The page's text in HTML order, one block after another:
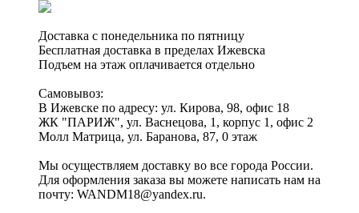
Доставка с понедельника по пятницу
Бесплатная доставка в пределах Ижевска
Подъем на этаж оплачивается отдельно
Самовывоз:
В Ижевске по адресу: ул. Кирова, 98, офис 18
ЖК "ПАРИЖ", ул. Васнецова, 1, корпус 1, офис 2
Молл Матрица, ул. Баранова, 87, 0 этаж
Мы осуществляем доставку во все города России.
Для оформления заказа вы можете написать нам на
почту: WANDM18@yandex.ru.